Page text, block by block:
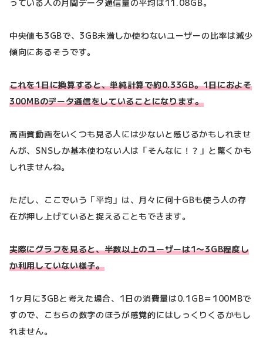
っている人の月間データ通信量の平均は11.08GB。
中央値も3GBで、3GB未満しか使わないユーザーの比率は減少
傾向にあるそうです。
これを1日に換算すると、単純計算で約0.33GB。1日におよそ
300MBのデータ通信をしていることになります。
高画質動画をいくつも見る人には少ないと感じるかもしれませ
んが、SNSしか基本使わない人は「そんなに！？」と驚くかも
しれませんね。
ただし、ここでいう「平均」は、月々に何十GBも使う人の存
在が押し上げていると捉えることもできます。
実際にグラフを見ると、半数以上のユーザーは1〜3GB程度し
か利用していない様子。
1ヶ月に3GBと考えた場合、1日の消費量は0.1GB＝100MBで
すので、こちらの数字のほうが感覚的にはしっくりくるかもし
れません。